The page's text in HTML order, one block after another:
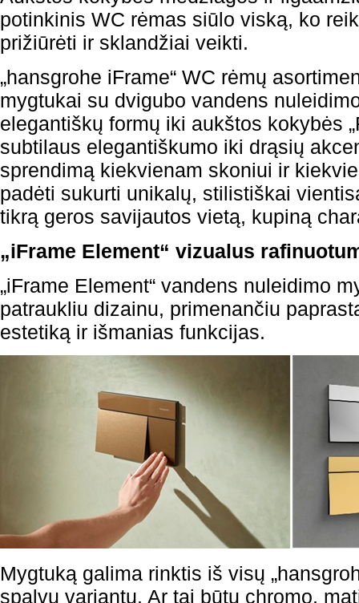
potinkinis WC rėmas siūlo viską, ko
prižiūrėti ir sklandžiai veikti.
„hansgrohe iFrame“ WC rėmų
mygtukai su dvigubo vandens
elegantiškų formų iki aukštos kokybės
subtilaus elegantiškumo iki drąsių
sprendimą kiekvienam skoniui ir
padėti sukurti unikalų, stilistiškai
tikrą geros savijautos vietą, kupiną
„iFrame Element“ vizualus
„iFrame Element“ vandens nuleidimo
patraukliu dizainu, primenančiu
estetiką ir išmanias funkcijas.
Mygtuką galima rinktis iš visų
spalvų variantų. Ar tai būtų chromo,